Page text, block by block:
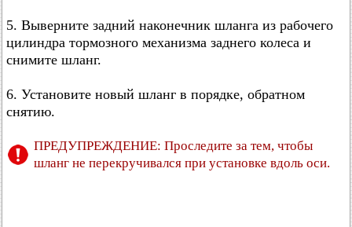
5. Выверните задний наконечник шланга из рабочего
цилиндра тормозного механизма заднего колеса и
снимите шланг.
6. Установите новый шланг в порядке, обратном
снятию.
ПРЕДУПРЕЖДЕНИЕ: Проследите за тем, чтобы
шланг не перекручивался при установке вдоль оси.